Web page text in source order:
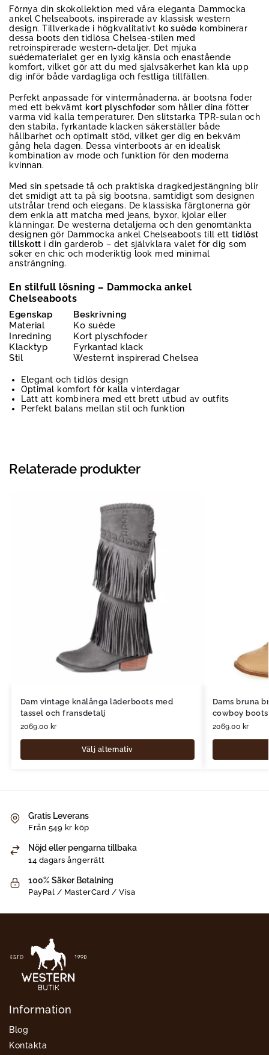
Förnya din skokollektion med våra eleganta Dammocka
ankel Chelseaboots, inspirerade av klassisk western
design. Tillverkade i högkvalitativt ko suède kombinerar
dessa boots den tidlösa Chelsea-stilen med
retroinspirerade western-detaljer. Det mjuka
suédematerialet ger en lyxig känsla och enastående
komfort, vilket gör att du med självsäkerhet kan klä upp
dig inför både vardagliga och festliga tillfällen.
Perfekt anpassade för vintermånaderna, är bootsna foder
med ett bekvämt kort plyschfoder som håller dina fötter
varma vid kalla temperaturer. Den slitstarka TPR-sulan och
den stabila, fyrkantade klacken säkerställer både
hållbarhet och optimalt stöd, vilket ger dig en bekväm
gång hela dagen. Dessa vinterboots är en idealisk
kombination av mode och funktion för den moderna
kvinnan.
Med sin spetsade tå och praktiska dragkedjestängning blir
det smidigt att ta på sig bootsna, samtidigt som designen
utstrålar trend och elegans. De klassiska färgtonerna gör
dem enkla att matcha med jeans, byxor, kjolar eller
klänningar. De westerna detaljerna och den genomtänkta
designen gör Dammocka ankel Chelseaboots till ett tidlöst
tillskott i din garderob – det självklara valet för dig som
söker en chic och moderiktig look med minimal
ansträngning.
En stilfull lösning – Dammocka ankel
Chelseaboots
Egenskap
Beskrivning
Material
Ko suède
Inredning
Kort plyschfoder
Klacktyp
Fyrkantad klack
Stil
Westernt inspirerad Chelsea
Elegant och tidlös design
Optimal komfort för kalla vinterdagar
Lätt att kombinera med ett brett utbud av outfits
Perfekt balans mellan stil och funktion
Relaterade produkter
Dam vintage knälånga läderboots med
tassel och fransdetalj
2069.00 kr
Välj alternativ
Dams bruna
cowboy
2069.00 kr
Gratis Leverans
Från 549 kr köp
Nöjd eller pengarna tillbaka
14 dagars ångerrätt
100% Säker Betalning
PayPal / MasterCard / Visa
Information
Blog
Kontakta